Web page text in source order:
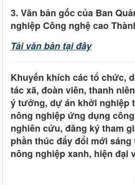
3. Văn bản gốc của Ban
nghiệp Công nghệ cao
Tải văn bản tại đây
Khuyến khích các tổ chức,
tác xã, đoàn viên, thanh
ý tưởng, dự án khởi nghiệp
nông nghiệp ứng dụng
nghiên cứu, đăng ký tham
phần thúc đẩy đổi mới sáng
nông nghiệp xanh, hiện đại